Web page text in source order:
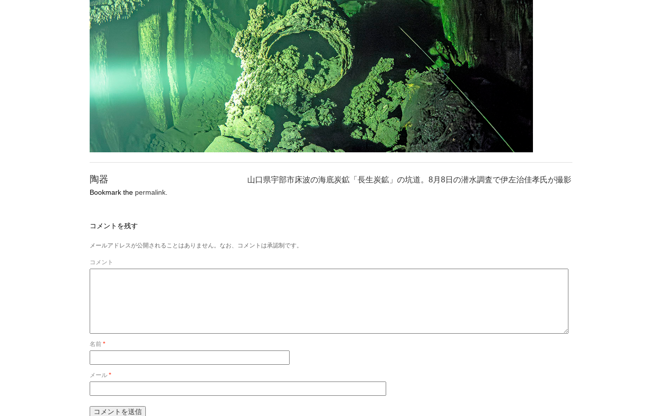
陶器 山口県宇部市床波の海底炭鉱「長生炭鉱」の坑道。8月8日の潜水調査で伊左治佳孝氏が撮影
Bookmark the permalink
コメントを残す
メールアドレスが公開されることはありません。なお、コメントは承認制です。
コメント
名前 *
メール *